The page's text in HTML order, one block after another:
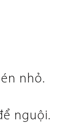
nhỏ.
nguội.